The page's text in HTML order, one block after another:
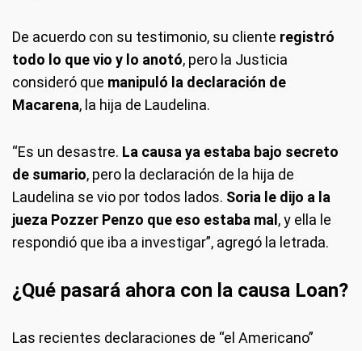
De acuerdo con su testimonio, su cliente registró
todo lo que vio y lo anotó, pero la Justicia
consideró que manipuló la declaración de
Macarena, la hija de Laudelina.
“Es un desastre. La causa ya estaba bajo secreto
de sumario, pero la declaración de la hija de
Laudelina se vio por todos lados. Soria le dijo a la
jueza Pozzer Penzo que eso estaba mal , y ella le
respondió que iba a investigar”, agregó la letrada.
¿Qué pasará ahora con la causa Loan?
Las recientes declaraciones de “el Americano”